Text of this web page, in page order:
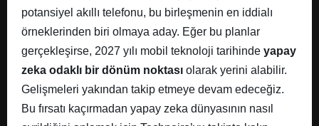
potansiyel akıllı telefonu, bu birleşmenin en iddialı
örneklerinden biri olmaya aday. Eğer bu planlar
gerçekleşirse, 2027 yılı mobil teknoloji tarihinde yapay
zeka odaklı bir dönüm noktası olarak yerini alabilir.
Gelişmeleri yakından takip etmeye devam edeceğiz.
Bu fırsatı kaçırmadan yapay zeka dünyasının nasıl